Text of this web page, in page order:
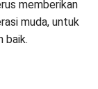
memberikan
muda, untuk
baik.